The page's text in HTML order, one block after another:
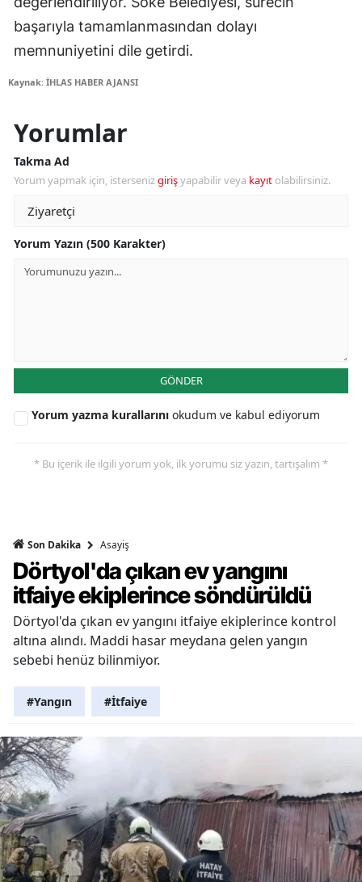
başarıyla tamamlanmasından dolayı
memnuniyetini dile getirdi.
Kaynak: İHLAS HABER AJANSI
Yorumlar
Takma Ad
Yorum yapmak için, istersenizgirişyapabilir veya kayıt olabilirsiniz.
Yorum Yazın (500 Karakter)
GÖNDER
Yorum yazma kurallarını okudum ve kabul ediyorum
* Bu içerik ile ilgili yorum yok, ilk yorumu siz yazın, tartışalım *
Son Dakika Asayiş
Dörtyol'da çıkan ev yangını
itfaiye ekiplerince söndürüldü
Dörtyol'da çıkan ev yangını itfaiye ekiplerince kontrol
altına alındı. Maddi hasar meydana gelen yangın
sebebi henüz bilinmiyor.
#Yangın #İtfaiye